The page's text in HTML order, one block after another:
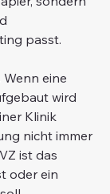
passt.
eine
wird
Klinik
nicht immer
ist das
oder ein